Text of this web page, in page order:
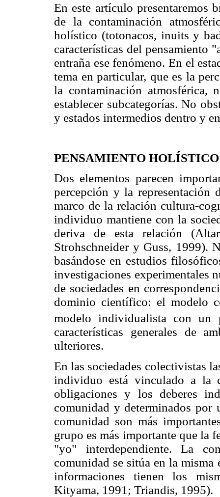
En este artículo presentaremos
de la contaminación
holístico (totonacos, inuits y
características del pensamiento
entraña ese fenómeno. En el
tema en particular, que es la
la contaminación atmosférica,
establecer subcategorías. No
y estados intermedios dentro y
PENSAMIENTO
Dos elementos parecen
percepción y la
marco de la relación cultura-
individuo mantiene con la
deriva de esta relación
Strohschneider y Guss, 1999).
basándose en estudios
investigaciones experimentales
de sociedades en
dominio científico: el modelo
modelo individualista con un
características generales de
ulteriores.
En las sociedades colectivistas
individuo está vinculado a la
obligaciones y los deberes
comunidad y determinados por
comunidad son más
grupo es más importante que
"yo" interdependiente. La
comunidad se sitúa en la misma
informaciones tienen los
Kityama, 1991; Triandis, 1995).